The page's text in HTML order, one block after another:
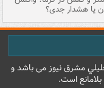
یا هشدار جدی؟
مشرق نيوز می باشد و
است.